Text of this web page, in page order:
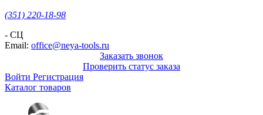
(351) 220-18-98
- СЦ
Email: office@neya-tools.ru
Заказать звонок
Проверить статус заказа
Войти Регистрация
Каталог товаров